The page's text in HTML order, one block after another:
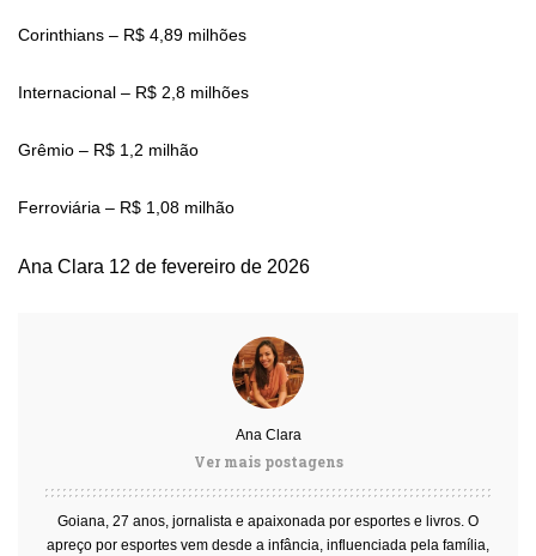
Corinthians – R$ 4,89 milhões
Internacional – R$ 2,8 milhões
Grêmio – R$ 1,2 milhão
Ferroviária – R$ 1,08 milhão
Ana Clara 12 de fevereiro de 2026
Ana Clara
Ver mais postagens
Goiana, 27 anos, jornalista e apaixonada por esportes e livros. O
apreço por esportes vem desde a infância, influenciada pela família,